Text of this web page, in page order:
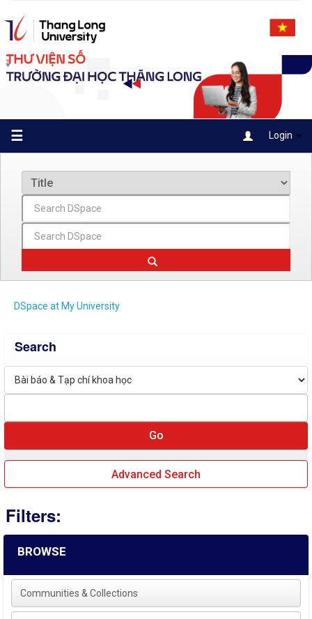
navigation
☰ Login
DSpace at My University
Search
Advanced Search
Filters:
BROWSE
Communities & Collections